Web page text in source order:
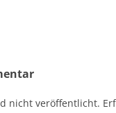
nicht veröffentlicht.